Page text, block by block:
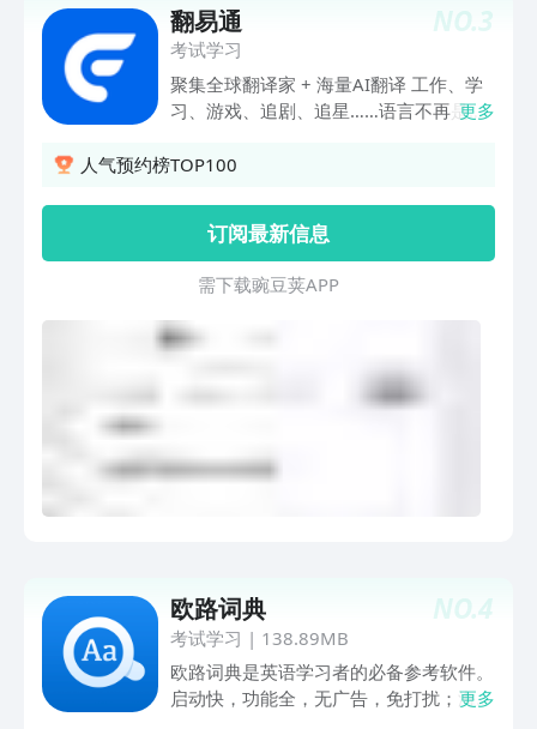
线下载，离线查询离线翻译，不连网也能
学习； ——多身份定制 覆盖高中、四六
级、考研、雅思、托福多身份，支持个性
化定制，一键同步学习计划，听说读写专
项练习，智能背单词，提高记忆效率。
——真题助手 高考、四六级、考研历届
数据分析考试试卷，单词频率、常考解
释、必备考点、考试趋势一查便知。
——听力训练 收录外研社、考试真题等
10万+权威听力资源，英美发音地道纯
句，每天一个句子，名师真人发音地道讲
解，提供一对一纠音服务。 很感谢您的
使用，如有相关反馈建议，请随时联系我
NO.3
翻易通
考试学习
聚集全球翻译家 + 海量AI翻译 工作、学
习、游戏、追剧、追星……语言不再是问
正在学习一门外语想要练习提高时…… 正
时轻松解决！ 现在注册，每月可享2次免
费实时人工翻译/校对机会！ 【合计支持
25种主流语言】 英语、日语、韩语、中
文（简体）、中文（繁体）、法语、意大
利语、德语、俄语、西班牙语、泰语、阿
拉伯语、印地语、印尼语、葡萄牙语、菲
律宾语、土耳其语、越南语、瑞典语、荷
AI翻译（文字/图片/语音） 自动识别源语
家，像发消息般简单，响应速度超级快，
平均3分钟就能收到人工译文，比AI翻译
更加地道自然！ • 1对1专业翻译(文字/图
片/语音) 全球各领域翻译家实时待命，简
更多
人气预约榜TOP100
订阅最新信息
需 下 载 豌 豆 荚 A P P
NO.4
欧路词典
考试学习 | 138.89MB
欧路词典是英语学习者的必备参考软件。
启动快，功能全，无广告，免打扰；海量
更多